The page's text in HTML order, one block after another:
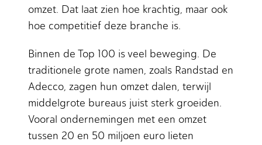
omzet. Dat laat zien hoe krachtig, maar ook
hoe competitief deze branche is.
Binnen de Top 100 is veel beweging. De
traditionele grote namen, zoals Randstad en
Adecco, zagen hun omzet dalen, terwijl
middelgrote bureaus juist sterk groeiden.
Vooral ondernemingen met een omzet
tussen 20 en 50 miljoen euro lieten